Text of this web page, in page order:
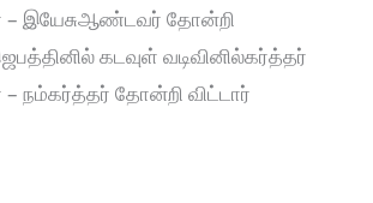
– இயேசுஆண்டவர் தோன்றி
கடவுள் வடிவினில்கர்த்தர்
– நம்கர்த்தர் தோன்றி விட்டார்